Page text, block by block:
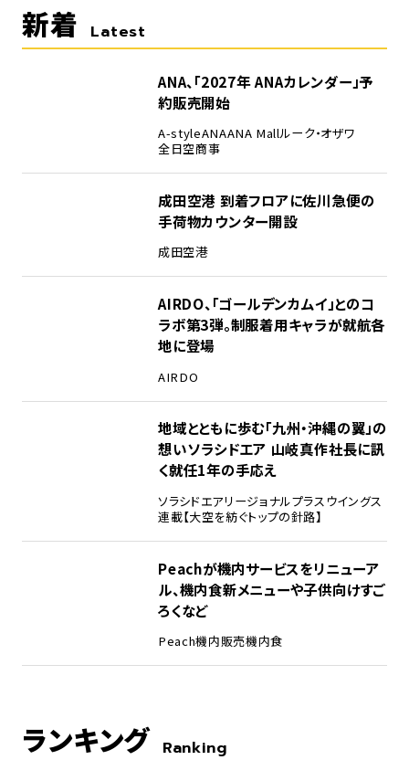
新着 Latest
ANA、「2027年 ANAカレンダー」予
約販売開始
A-styleANAANA Mallルーク・オザワ
全日空商事
成田空港 到着フロアに佐川急便の
手荷物カウンター開設
成田空港
AIRDO、「ゴールデンカムイ」とのコ
ラボ第3弾。制服着用キャラが就航各
地に登場
AIRDO
地域とともに歩む「九州・沖縄の翼」の
想い――ソラシドエア 山岐真作社長に訊
く就任1年の手応え
ソラシドエアリージョナルプラスウイングス
連載【大空を紡ぐトップの針路】
Peachが機内サービスをリニューア
ル、機内食新メニューや子供向けすご
ろくなど
Peach機内販売機内食
ランキング Ranking